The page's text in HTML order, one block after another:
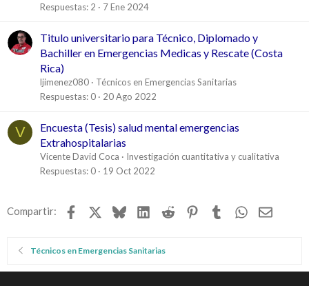
Respuestas 2 7 Ene 2024
Titulo universitario para Técnico, Diplomado y
Bachiller en Emergencias Medicas y Rescate (Costa
Rica)
ljimenez080
Técnicos en Emergencias Sanitarias
Respuestas 0 20 Ago 2022
V
Encuesta (Tesis) salud mental emergencias
Extrahospitalarias
Vicente David Coca
Investigación cuantitativa y cualitativa
Respuestas 0 19 Oct 2022
Compartir: Facebook BlueskyLinkedIn
Reddit Pinterest
TumblrWhatsApp
Email
Técnicos en Emergencias Sanitarias